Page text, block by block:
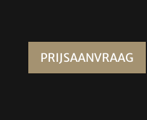
PRIJSAANVRAAG